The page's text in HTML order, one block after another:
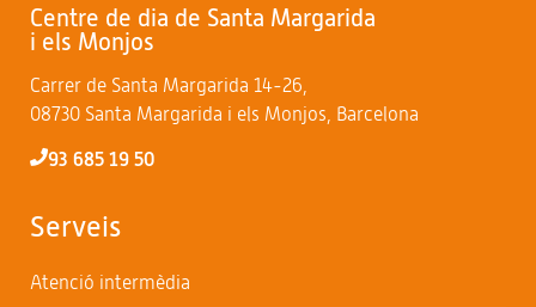
Centre de dia de Santa Margarida
i els Monjos
Carrer de Santa Margarida 14-26,
08730 Santa Margarida i els Monjos, Barcelona
93 685 19 50
Serveis
Atenció intermèdia